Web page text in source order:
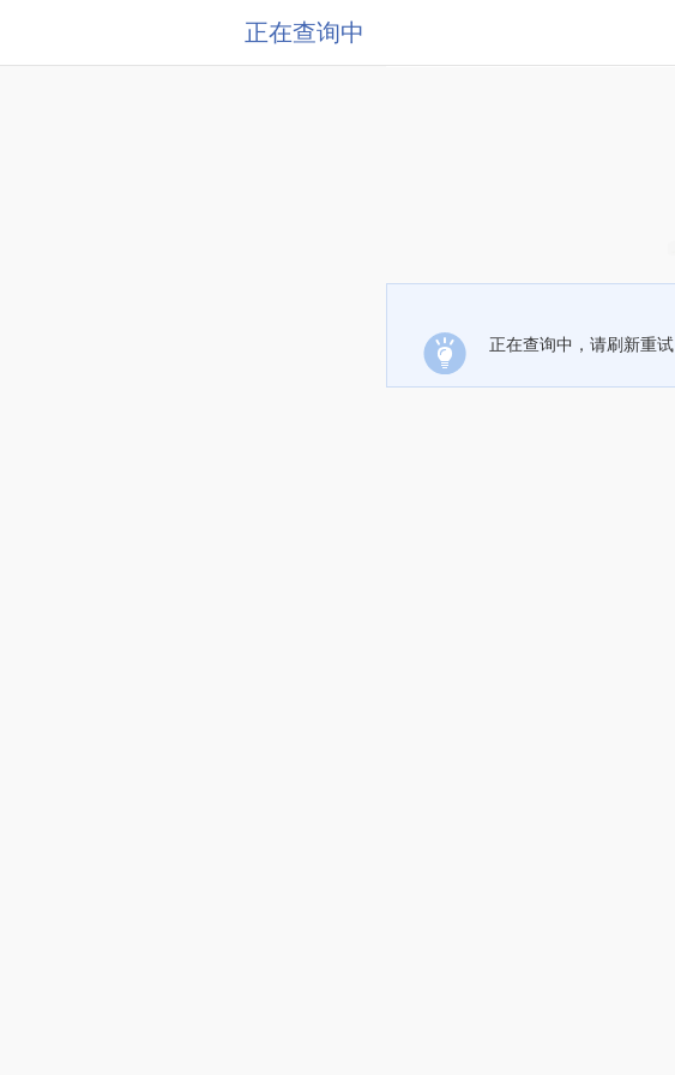
正在查询中
正在查询中，请刷新重试